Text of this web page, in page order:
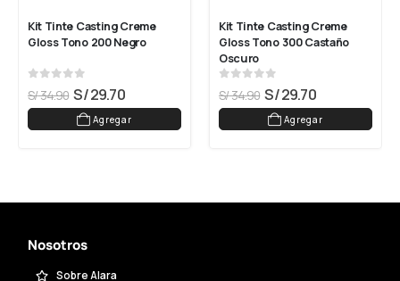
Kit Tinte Casting Creme
Gloss Tono 200 Negro
out of 5
S/34.90 S/29.70
Agregar
Kit Tinte Casting Creme
Gloss Tono 300 Castaño
Oscuro
out of 5
S/34.90 S/29.70
Agregar
Nosotros
Sobre Alara